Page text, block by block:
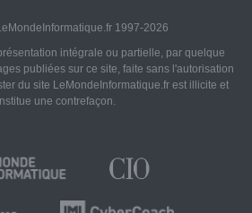
1997-2026
intégrale ou partielle, par quelque
publiées sur ce site, faite sans l'autorisation
du site LeMondeInformatique.fr est illicite et
une contrefaçon.